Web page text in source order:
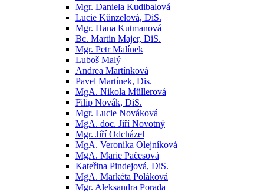
Mgr. Daniela Kudibalová
Lucie Künzelová, DiS.
Mgr. Hana Kutmanová
Bc. Martin Majer, DiS.
Mgr. Petr Malínek
Luboš Malý
Andrea Martínková
Pavel Martínek, Dis.
MgA. Nikola Müllerová
Filip Novák, DiS.
Mgr. Lucie Nováková
MgA. doc. Jiří Novotný
Mgr. Jiří Odcházel
MgA. Veronika Olejníková
MgA. Marie Pačesová
Kateřina Pindejová, DiS.
MgA. Markéta Poláková
Mgr. Aleksandra Porada